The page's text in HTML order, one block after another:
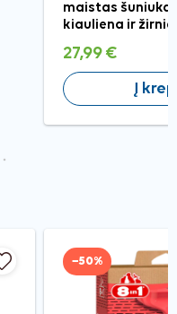
maistas
kiauliena ir
27,99 €
Į
−50%